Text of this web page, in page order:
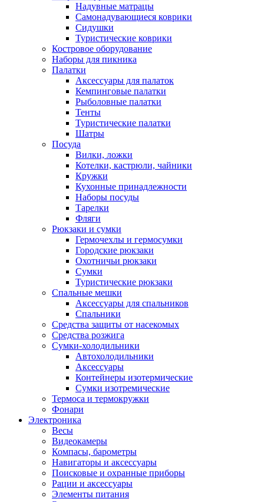
Надувные матрацы
Самонадувающиеся коврики
Сидушки
Туристические коврики
Костровое оборудование
Наборы для пикника
Палатки
Аксессуары для палаток
Кемпинговые палатки
Рыболовные палатки
Тенты
Туристические палатки
Шатры
Посуда
Вилки, ложки
Котелки, кастрюли, чайники
Кружки
Кухонные принадлежности
Наборы посуды
Тарелки
Фляги
Рюкзаки и сумки
Гермочехлы и гермосумки
Городские рюкзаки
Охотничьи рюкзаки
Сумки
Туристические рюкзаки
Спальные мешки
Аксессуары для спальников
Спальники
Средства защиты от насекомых
Средства розжига
Сумки-холодильники
Автохолодильники
Аксессуары
Контейнеры изотермические
Сумки изотремические
Термоса и термокружки
Фонари
Электроника
Весы
Видеокамеры
Компасы, барометры
Навигаторы и аксессуары
Поисковые и охранные приборы
Рации и аксессуары
Элементы питания